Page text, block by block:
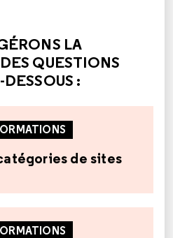
LA
QUESTIONS
:
de sites